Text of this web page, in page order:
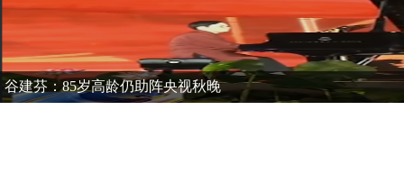
谷建芬：85岁高龄仍助阵央视秋晚